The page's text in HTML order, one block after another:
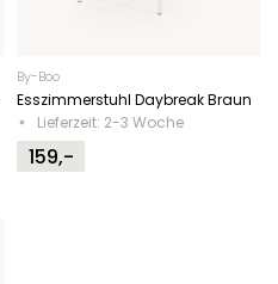
By-Boo
Esszimmerstuhl Daybreak Braun
Lieferzeit: 2-3 Woche
159,-